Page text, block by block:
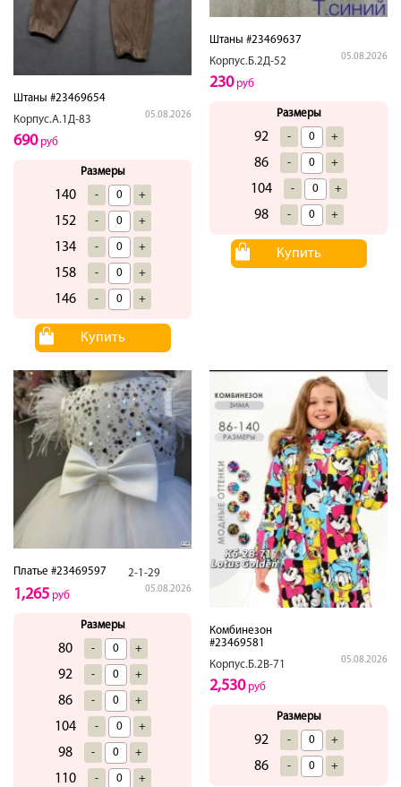
Штаны #23469654
Корпус.А.1Д-83
05.08.2026
690руб
Размеры
140 - +
152 - +
134 - +
158 - +
146 - +
Купить
Штаны #23469637
Корпус.Б.2Д-52
05.08.2026
230руб
Размеры
92 - +
86 - +
104 - +
98 - +
Купить
Платье #23469597 2-1-29
05.08.2026
1,265 руб
Размеры
80 - +
92 - +
86 - +
104 - +
98 - +
110 - +
Комбинезон
#23469581
Корпус.Б.2В-71
05.08.2026
2,530руб
Размеры
92 - +
86 - +